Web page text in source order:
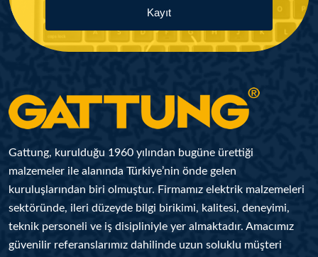
Kayıt
Gattung, kurulduğu 1960 yılından bugüne ürettiği
malzemeler ile alanında Türkiye’nin önde gelen
kuruluşlarından biri olmuştur. Firmamız elektrik malzemeleri
sektöründe, ileri düzeyde bilgi birikimi, kalitesi, deneyimi,
teknik personeli ve iş disipliniyle yer almaktadır. Amacımız
güvenilir referanslarımız dahilinde uzun soluklu müşteri